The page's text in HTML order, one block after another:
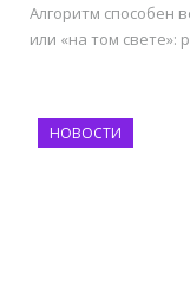
Алгоритм способен
или «на том свете»:
НОВОСТИ